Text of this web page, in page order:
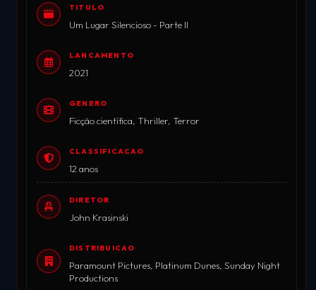
TITULO
Um Lugar Silencioso - Parte II
LANCAMENTO
2021
GENERO
Ficção científica, Thriller, Terror
CLASSIFICACAO
12 anos
DIRETOR
John Krasinski
DISTRIBUICAO
Paramount Pictures, Platinum Dunes, Sunday Night
Productions